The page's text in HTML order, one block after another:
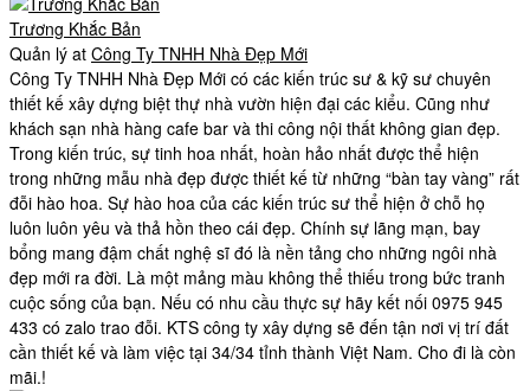
Trương Khắc Bản
Quản lý at Công Ty TNHH Nhà Đẹp Mới
Công Ty TNHH Nhà Đẹp Mới có các kiến trúc sư & kỹ sư chuyên
thiết kế xây dựng biệt thự nhà vườn hiện đại các kiểu. Cũng như
khách sạn nhà hàng cafe bar và thi công nội thất không gian đẹp.
Trong kiến trúc, sự tinh hoa nhất, hoàn hảo nhất được thể hiện
trong những mẫu nhà đẹp được thiết kế từ những “bàn tay vàng” rất
đỗi hào hoa. Sự hào hoa của các kiến trúc sư thể hiện ở chỗ họ
luôn luôn yêu và thả hồn theo cái đẹp. Chính sự lãng mạn, bay
bổng mang đậm chất nghệ sĩ đó là nền tảng cho những ngôi nhà
đẹp mới ra đời. Là một mảng màu không thể thiếu trong bức tranh
cuộc sống của bạn. Nếu có nhu cầu thực sự hãy kết nối 0975 945
433 có zalo trao đỗi. KTS công ty xây dựng sẽ đến tận nơi vị trí đất
cần thiết kế và làm việc tại 34/34 tỉnh thành Việt Nam. Cho đi là còn
mãi.!